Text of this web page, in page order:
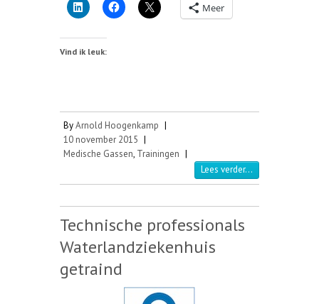
Meer
Vind ik leuk:
ByArnold Hoogenkamp |
10 november 2015 |
Medische Gassen, Trainingen |
Lees verder...
Technische professionals
Waterlandziekenhuis
getraind